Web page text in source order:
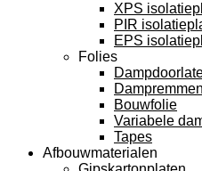
XPS
PIR
EPS
Folies
Bouwfolie
Variabele
Tapes
Afbouwmaterialen